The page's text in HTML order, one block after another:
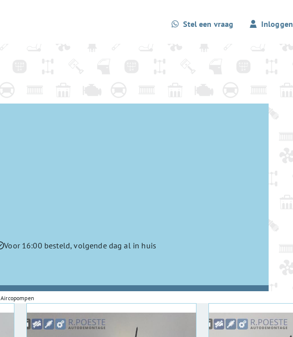
Stel een vraag Inloggen
Voor 16:00 besteld, volgende dag al in huis
Aircopompen